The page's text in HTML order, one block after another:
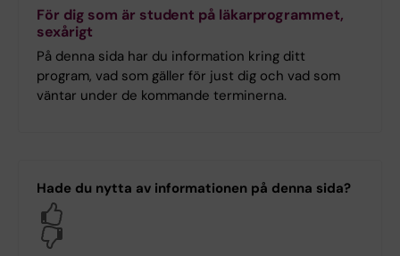
För dig som är student på läkarprogrammet,
sexårigt
På denna sida har du information kring ditt
program, vad som gäller för just dig och vad som
väntar under de kommande terminerna.
Hade du nytta av informationen på denna sida?